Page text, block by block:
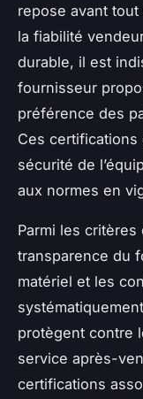
repose avant
la fiabilité
durable, il est
fournisseur
préférence des
Ces certifications
sécurité de
aux normes en
Parmi les
transparence du
matériel et les
protègent contre
service après-
certifications